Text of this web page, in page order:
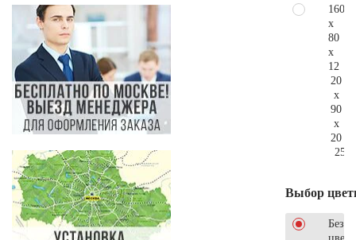
160
x
80
x
12
20
x
90
x
20
Выбор
Без